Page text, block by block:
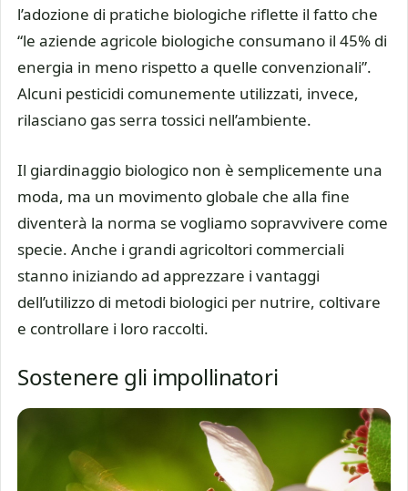
l’adozione di pratiche biologiche riflette il fatto che
“le aziende agricole biologiche consumano il 45% di
energia in meno rispetto a quelle convenzionali”.
Alcuni pesticidi comunemente utilizzati, invece,
rilasciano gas serra tossici nell’ambiente.
Il giardinaggio biologico non è semplicemente una
moda, ma un movimento globale che alla fine
diventerà la norma se vogliamo sopravvivere come
specie. Anche i grandi agricoltori commerciali
stanno iniziando ad apprezzare i vantaggi
dell’utilizzo di metodi biologici per nutrire, coltivare
e controllare i loro raccolti.
Sostenere gli impollinatori